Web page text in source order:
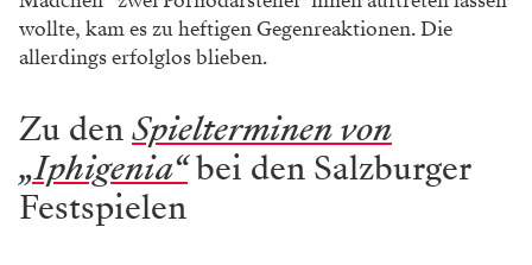
wollte, kam es zu heftigen Gegenreaktionen. Die
allerdings erfolglos blieben.
Zu denSpielterminen von
„Iphigenia“bei den Salzburger
Festspielen